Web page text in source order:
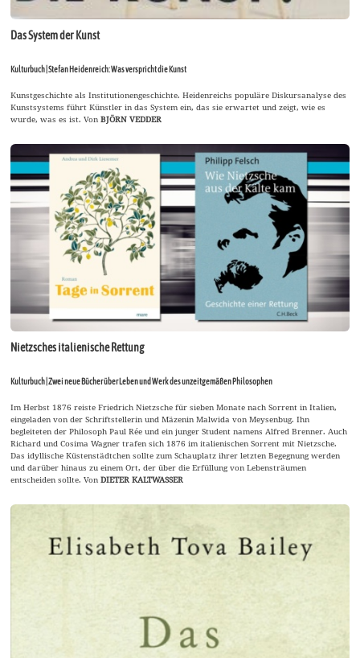
Das System der Kunst
Kulturbuch | Stefan Heidenreich: Was verspricht die Kunst
Kunstgeschichte als Institutionengeschichte. Heidenreichs populäre Diskursanalyse des
Kunstsystems führt Künstler in das System ein, das sie erwartet und zeigt, wie es
wurde, was es ist. VonBJÖRN VEDDER
Nietzsches italienische Rettung
Kulturbuch | Zwei neue Bücher über Leben und Werk des unzeitgemäßen Philosophen
Im Herbst 1876 reiste Friedrich Nietzsche für sieben Monate nach Sorrent in Italien,
eingeladen von der Schriftstellerin und Mäzenin Malwida von Meysenbug. Ihn
begleiteten der Philosoph Paul Rée und ein junger Student namens Alfred Brenner. Auch
Richard und Cosima Wagner trafen sich 1876 im italienischen Sorrent mit Nietzsche.
Das idyllische Küstenstädtchen sollte zum Schauplatz ihrer letzten Begegnung werden
und darüber hinaus zu einem Ort, der über die Erfüllung von Lebensträumen
entscheiden sollte. VonDIETER KALTWASSER